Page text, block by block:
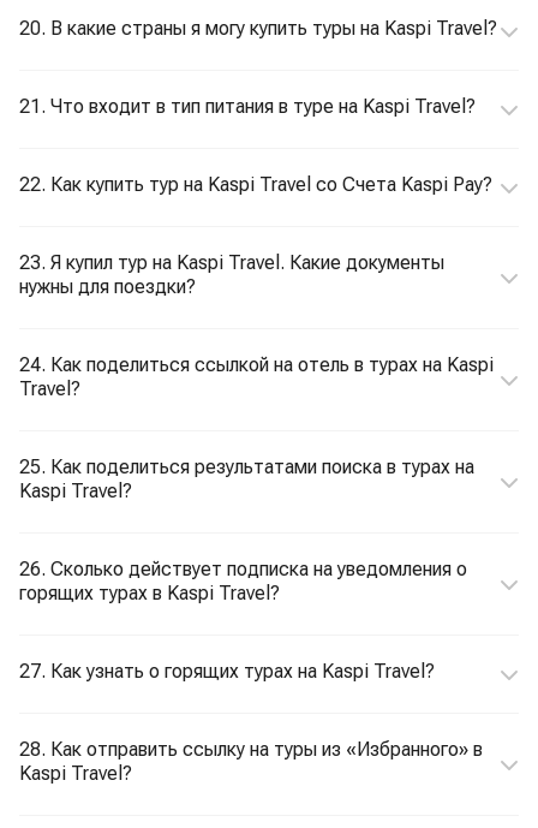
20. В какие страны я могу купить туры на Kaspi Travel?
21. Что входит в тип питания в туре на Kaspi Travel?
22. Как купить тур на Kaspi Travel со Счета Kaspi Pay?
23. Я купил тур на Kaspi Travel. Какие документы
нужны для поездки?
24. Как поделиться ссылкой на отель в турах на Kaspi
Travel?
25. Как поделиться результатами поиска в турах на
Kaspi Travel?
26. Сколько действует подписка на уведомления о
горящих турах в Kaspi Travel?
27. Как узнать о горящих турах на Kaspi Travel?
28. Как отправить ссылку на туры из «Избранного» в
Kaspi Travel?